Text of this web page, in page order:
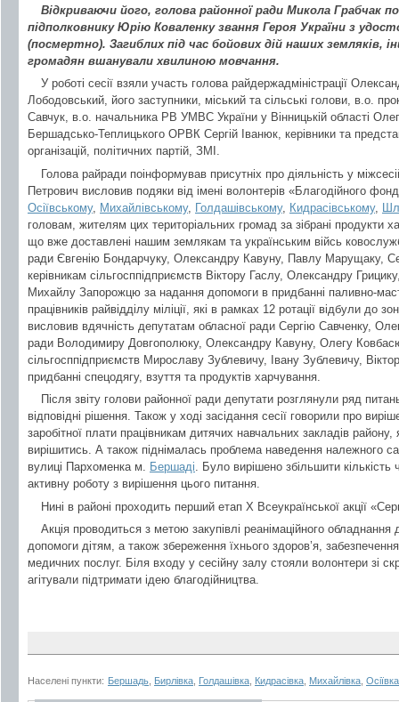
Відкриваючи його, голова районної ради Микола Грабчак
підполковнику Юрію Коваленку звання Героя України з
(посмертно). Загиблих під час бойових дій наших земляків,
громадян вшанували хвилиною мовчання.
У роботі сесії взяли участь голова райдержадміністрації
Лободовський, його заступники, міський та сільські голови, в.о.
Савчук, в.о. начальника РВ УМВС України у Вінницькій області
Бершадсько-Теплицького ОРВК Сергій Іванюк, керівники та
організацій, політичних партій, ЗМІ.
Голова райради поінформував присутніх про діяльність у
Петрович висловив подяки від імені волонтерів «Благодійного
Осіївському, Михайлівському, Голдашівському, Кидрасівському,
головам, жителям цих територіальних громад за зібрані продукти
що вже доставлені нашим землякам та українським війсь
ради Євгенію Бондарчуку, Олександру Кавуну, Павлу Марущаку,
керівникам сільгосппідприємств Віктору Гаслу, Олександру
Михайлу Запорожцю за надання допомоги в придбанні паливно-
працівників райвідділу міліції, які в рамках 12 ротації відбули
висловив вдячність депутатам обласної ради Сергію Савченку,
ради Володимиру Довгополюку, Олександру Кавуну, Олегу
сільгосппідприємств Мирославу Зублевичу, Івану Зублевичу,
придбанні спецодягу, взуття та продуктів харчування.
Після звіту голови районної ради депутати розглянули ряд
відповідні рішення. Також у ході засідання сесії говорили про
заробітної плати працівникам дитячих навчальних закладів
вирішитись. А також піднімалась проблема наведення належного
вулиці Пархоменка м. Бершаді. Було вирішено збільшити кількість
активну роботу з вирішення цього питання.
Нині в районі проходить перший етап Х Всеукраїнської акції
Акція проводиться з метою закупівлі реанімаційного
допомоги дітям, а також збереження їхнього здоров’я,
медичних послуг. Біля входу у сесійну залу стояли волонтери зі
агітували підтримати ідею благодійництва.
Населені пункти: Бершадь Бирлівка Голдашівка Кидрасівка Михайлівка Осіївка